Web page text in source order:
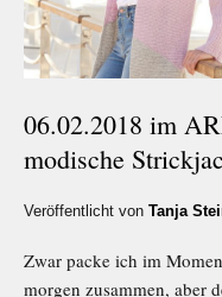
06.02.2018 im
modische
Veröffentlicht von Tanja
Zwar packe ich im
morgen zusammen, aber